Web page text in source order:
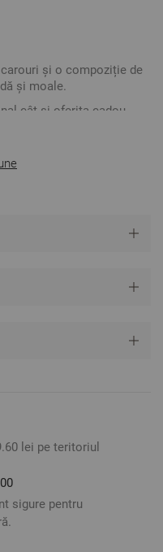
și o compoziție de
și moale.
cât și oferita cadou.
include lungimea
lei pe teritoriul
sigure pentru